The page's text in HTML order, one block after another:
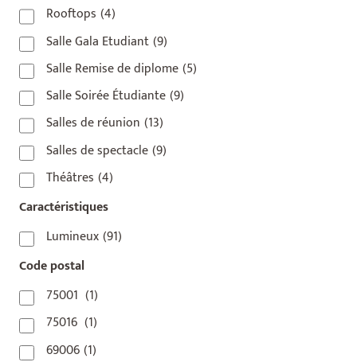
Rooftops (4)
Salle Gala Etudiant(9)
Salle Remise de diplome(5)
Salle Soirée Étudiante(9)
Salles de réunion (13)
Salles de spectacle(9)
Théâtres (4)
Caractéristiques
Lumineux(91)
Code postal
75001 (1)
75016 (1)
69006(1)